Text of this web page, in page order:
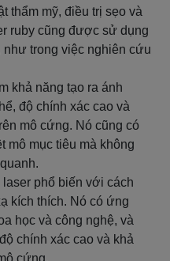
thẩm mỹ, điều trị sẹo và
ruby cũng được sử dụng
như trong việc nghiên cứu
khả năng tạo ra ánh
độ chính xác cao và
mô cứng. Nó cũng có
mô mục tiêu mà không
phổ biến với cách
kích thích. Nó có ứng
học và công nghệ, và
chính xác cao và khả
cứng.